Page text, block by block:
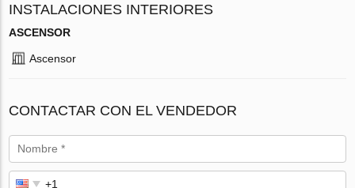
INSTALACIONES INTERIORES
ASCENSOR
Ascensor
CONTACTAR CON EL VENDEDOR